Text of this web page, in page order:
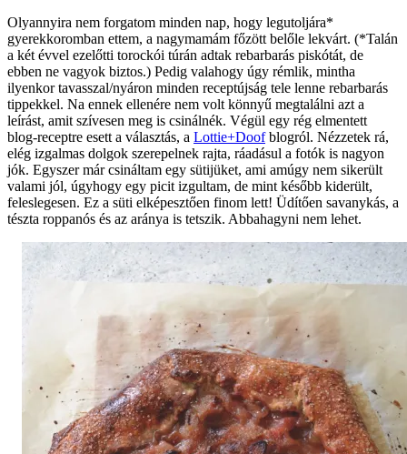
Olyannyira nem forgatom minden nap, hogy legutoljára*
gyerekkoromban ettem, a nagymamám főzött belőle lekvárt. (*Talán
a két évvel ezelőtti torockói túrán adtak rebarbarás piskótát, de
ebben ne vagyok biztos.) Pedig valahogy úgy rémlik, mintha
ilyenkor tavasszal/nyáron minden receptújság tele lenne rebarbarás
tippekkel. Na ennek ellenére nem volt könnyű megtalálni azt a
leírást, amit szívesen meg is csinálnék. Végül egy rég elmentett
blog-receptre esett a választás, a Lottie+Doofblogról. Nézzetek rá,
elég izgalmas dolgok szerepelnek rajta, ráadásul a fotók is nagyon
jók. Egyszer már csináltam egy sütijüket, ami amúgy nem sikerült
valami jól, úgyhogy egy picit izgultam, de mint később kiderült,
feleslegesen. Ez a süti elképesztően finom lett! Üdítően savanykás, a
tészta roppanós és az aránya is tetszik. Abbahagyni nem lehet.